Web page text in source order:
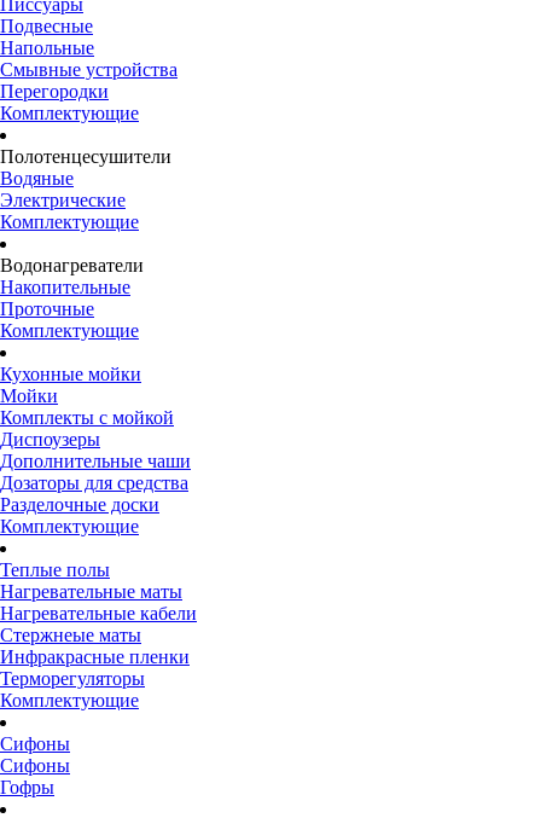
Писсуары
Подвесные
Напольные
Смывные устройства
Перегородки
Комплектующие
Полотенцесушители
Водяные
Электрические
Комплектующие
Водонагреватели
Накопительные
Проточные
Комплектующие
Кухонные мойки
Мойки
Комплекты с мойкой
Диспоузеры
Дополнительные чаши
Дозаторы для средства
Разделочные доски
Комплектующие
Теплые полы
Нагревательные маты
Нагревательные кабели
Стержнеые маты
Инфракрасные пленки
Терморегуляторы
Комплектующие
Сифоны
Сифоны
Гофры